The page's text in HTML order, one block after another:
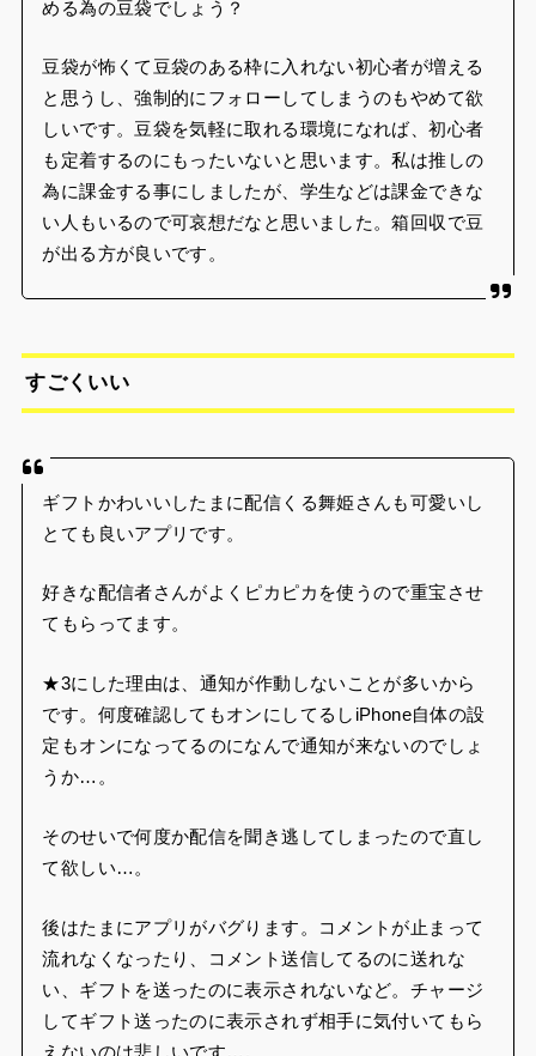
める為の豆袋でしょう？
豆袋が怖くて豆袋のある枠に入れない初心者が増える
と思うし、強制的にフォローしてしまうのもやめて欲
しいです。豆袋を気軽に取れる環境になれば、初心者
も定着するのにもったいないと思います。私は推しの
為に課金する事にしましたが、学生などは課金できな
い人もいるので可哀想だなと思いました。箱回収で豆
が出る方が良いです。
すごくいい
ギフトかわいいしたまに配信くる舞姫さんも可愛いし
とても良いアプリです。
好きな配信者さんがよくピカピカを使うので重宝させ
てもらってます。
★3にした理由は、通知が作動しないことが多いから
です。何度確認してもオンにしてるしiPhone自体の設
定もオンになってるのになんで通知が来ないのでしょ
うか…。
そのせいで何度か配信を聞き逃してしまったので直し
て欲しい…。
後はたまにアプリがバグります。コメントが止まって
流れなくなったり、コメント送信してるのに送れな
い、ギフトを送ったのに表示されないなど。チャージ
してギフト送ったのに表示されず相手に気付いてもら
えないのは悲しいです…。